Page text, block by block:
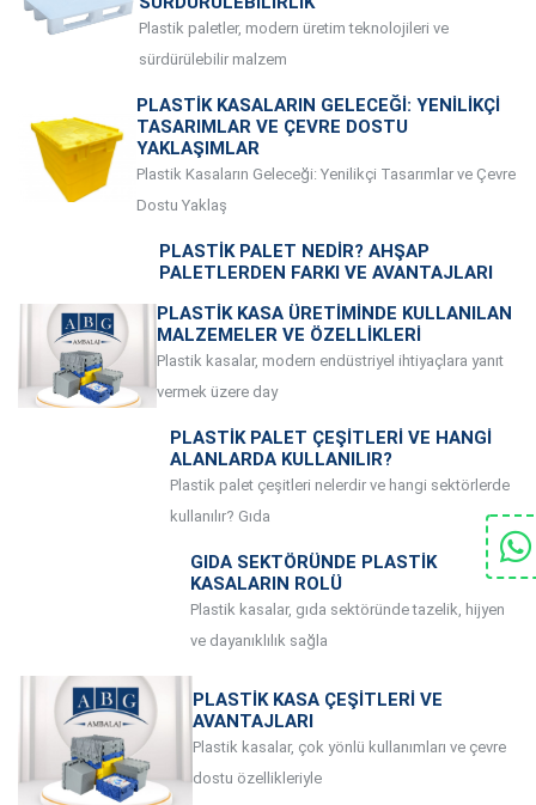
Plastik paletler, modern üretim teknolojileri ve
sürdürülebilir malzem
PLASTIK KASALARIN GELECEĞI: YENILIKÇI
TASARIMLAR VE ÇEVRE DOSTU
YAKLAŞIMLAR
Plastik Kasaların Geleceği: Yenilikçi Tasarımlar ve Çevre
Dostu Yaklaş
PLASTIK PALET NEDIR? AHŞAP
PALETLERDEN FARKI VE AVANTAJLARI
PLASTIK KASA ÜRETIMINDE KULLANILAN
MALZEMELER VE ÖZELLIKLERI
Plastik kasalar, modern endüstriyel ihtiyaçlara yanıt
vermek üzere day
PLASTIK PALET ÇEŞITLERI VE HANGI
ALANLARDA KULLANILIR?
Plastik palet çeşitleri nelerdir ve hangi sektörlerde
kullanılır? Gıda
GIDA SEKTÖRÜNDE PLASTIK
KASALARIN ROLÜ
Plastik kasalar, gıda sektöründe tazelik, hijyen
ve dayanıklılık sağla
PLASTIK KASA ÇEŞITLERI VE
AVANTAJLARI
Plastik kasalar, çok yönlü kullanımları ve çevre
dostu özellikleriyle